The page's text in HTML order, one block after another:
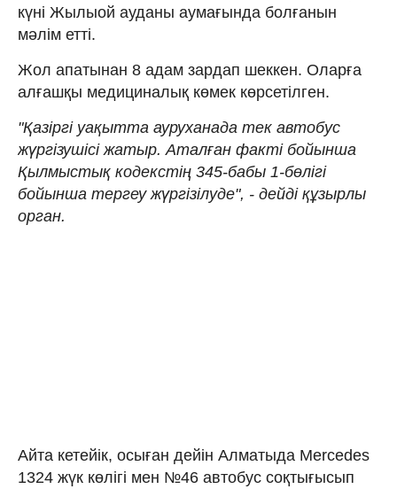
күні Жылыой ауданы аумағында болғанын
мәлім етті.
Жол апатынан 8 адам зардап шеккен. Оларға
алғашқы медициналық көмек көрсетілген.
"Қазіргі уақытта ауруханада тек автобус
жүргізушісі жатыр. Аталған факті бойынша
Қылмыстық кодекстің 345-бабы 1-бөлігі
бойынша тергеу жүргізілуде", - дейді құзырлы
орган.
Айта кетейік, осыған дейін Алматыда Mercedes
1324 жүк көлігі мен №46 автобус соқтығысып